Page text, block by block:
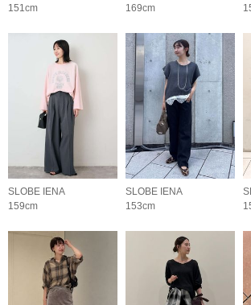
151cm
169cm
SLOBE IENA
159cm
SLOBE IENA
153cm